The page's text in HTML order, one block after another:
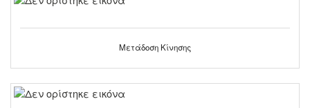
Μετάδοση Κίνησης